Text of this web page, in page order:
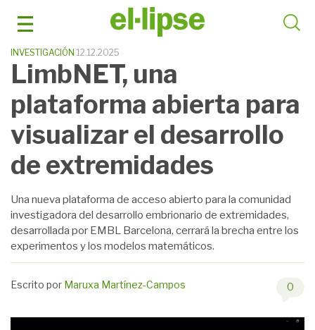
INVESTIGACIÓN 12.12.2025
LimbNET, una
plataforma abierta para
visualizar el desarrollo
de extremidades
Una nueva plataforma de acceso abierto para la comunidad
investigadora del desarrollo embrionario de extremidades,
desarrollada por EMBL Barcelona, cerrará la brecha entre los
experimentos y los modelos matemáticos.
Escrito por Maruxa Martínez-Campos 0